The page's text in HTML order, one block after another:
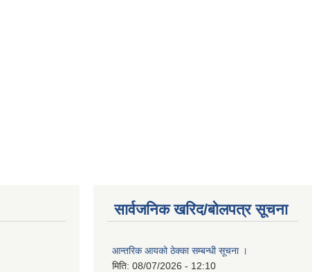
सार्वजनिक खरिद/बोलपत्र सूचना
आन्तरिक आयको ठेक्का सम्बन्धी सूचना ।
मिति: 08/07/2026 - 12:10